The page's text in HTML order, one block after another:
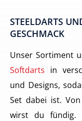
STEELDARTS
GESCHMACK
Unser Sortiment
Softdarts in
und Designs,
Set dabei ist.
wirst du fündig.